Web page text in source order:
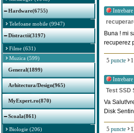
Hardware(6755)
Telefoane mobile (9947)
Distractii(3197)
Filme (631)
Muzica (599)
General(1899)
Arhitectura/Design(965)
MyExpert.ro(870)
Scoala(861)
Biologie (206)
Buna ! mi
recuperez
5 puncte
Test SSD
Va
Disk
5 puncte